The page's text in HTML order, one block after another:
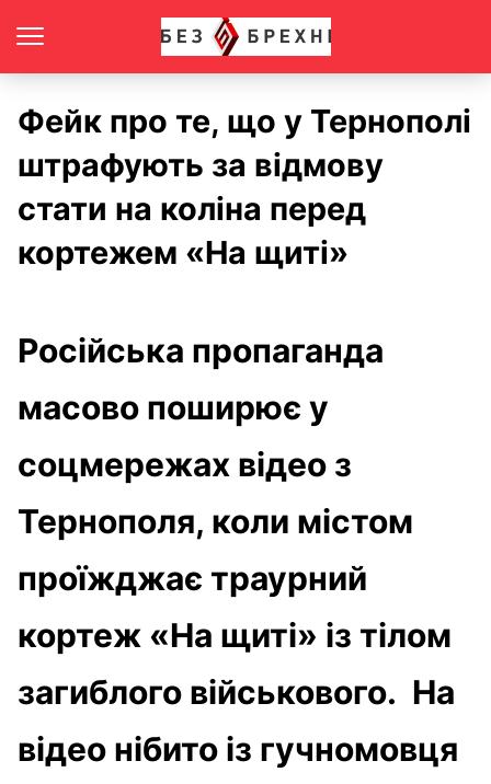
Фейк про те, що у Тернополі
штрафують за відмову
стати на коліна перед
кортежем «На щиті»
Російська пропаганда
масово поширює у
соцмережах відео з
Тернополя, коли містом
проїжджає траурний
кортеж «На щиті» із тілом
загиблого військового. На
відео нібито із гучномовця